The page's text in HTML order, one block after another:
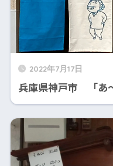
2022年7月17日
兵庫県神戸市 「あ